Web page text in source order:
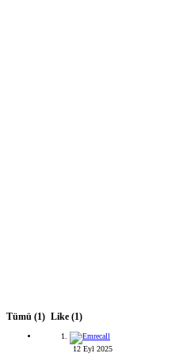
Tümü (1) Like (1)
12 Eyl 2025